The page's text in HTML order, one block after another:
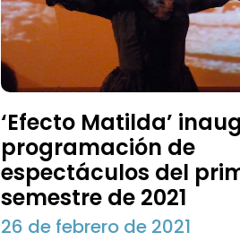
‘Efecto Matilda’
programación de
espectáculos del
semestre de 2021
26 de febrero de 2021